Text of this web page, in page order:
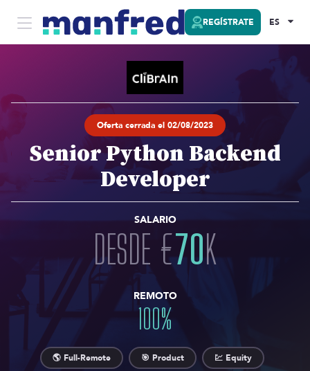
REGÍSTRATE ES
Oferta cerrada el 02/08/2023
Senior Python Backend
Developer
SALARIO
DESDE €70K
REMOTO
100%
🌎 Full-Remote 🎯 Product 💹 Equity